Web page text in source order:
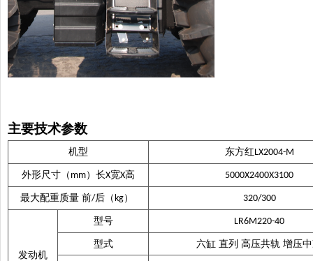
主要技术参数
机型 东方红LX2004-M
外形尺寸（ mm）长X宽X高 5000X2400X3100
最大配重质量 前/后（kg） 320/300
发动机
型号 LR6M220-40
型式 六缸 直列 高压共轨 增压